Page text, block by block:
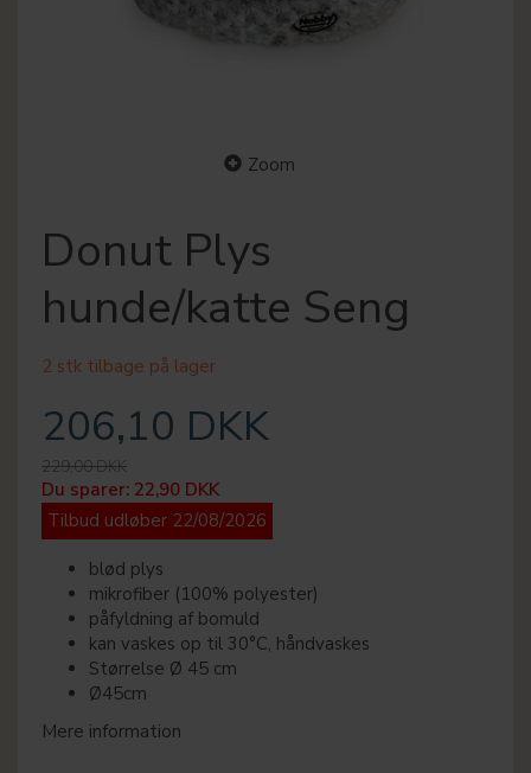
Zoom
Donut Plys
hunde/katte Seng
2 stk tilbage på lager
206,10 DKK
229,00 DKK
Du sparer: 22,90 DKK
Tilbud udløber 22/08/2026
blød plys
mikrofiber (100% polyester)
påfyldning af bomuld
kan vaskes op til 30°C, håndvaskes
Størrelse Ø 45 cm
Ø45cm
Mere information